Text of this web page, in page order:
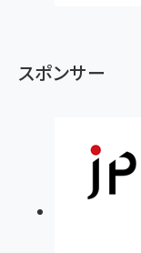
スポンサー